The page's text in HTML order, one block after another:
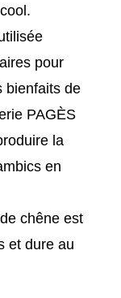
pour
bienfaits de
PAGÈS
la
en
chêne est
et dure au